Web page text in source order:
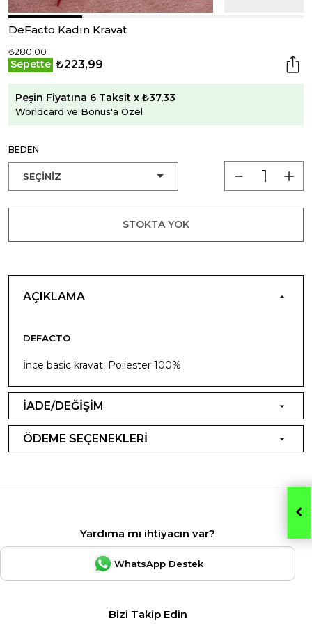
DeFacto Kadın Kravat
₺280,00
Sepette ₺223,99
Peşin Fiyatına 6 Taksit x ₺37,33
Worldcard ve Bonus'a Özel
BEDEN
STOKTA YOK
AÇIKLAMA
DEFACTO
İnce basic kravat. Poliester 100%
İADE/DEĞİŞİM
ÖDEME SEÇENEKLERİ
Yardıma mı ihtiyacın var?
WhatsApp Destek
Bizi Takip Edin